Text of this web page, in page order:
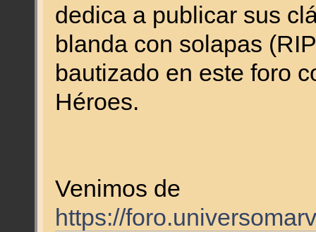
dedica a publicar sus
blanda con solapas
bautizado en este foro
Héroes.
Venimos de
https://